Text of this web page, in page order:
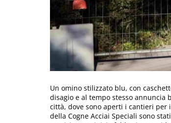
Un omino stilizzato blu, con
disagio e al tempo stesso
città, dove sono aperti i cantieri per
della Cogne Acciai Speciali sono